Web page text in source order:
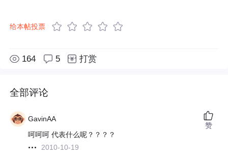
给本帖投票
164 5 打赏
全部评论
GavinAA
呵呵呵 代表什么呢？？？？
2010-10-19
赞